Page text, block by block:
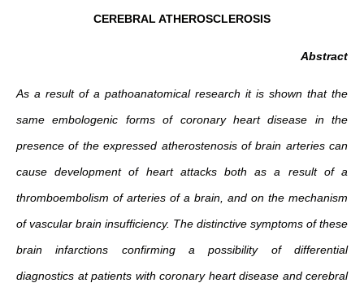
CEREBRAL ATHEROSCLEROSIS
Abstract
As a result of a pathoanatomical research it is shown that the
same embologenic forms of coronary heart disease in the
presence of the expressed atherostenosis of brain arteries can
cause development of heart attacks both as a result of a
thromboembolism of arteries of a brain, and on the mechanism
of vascular brain insufficiency. The distinctive symptoms of these
brain infarctions confirming a possibility of differential
diagnostics at patients with coronary heart disease and cerebral